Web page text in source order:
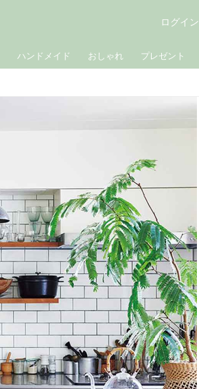
ハンドメイド おしゃれ プレゼント
ログイン